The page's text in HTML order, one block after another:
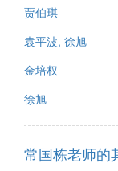
贾伯琪
袁平波, 徐旭
金培权
徐旭
常国栋老师的